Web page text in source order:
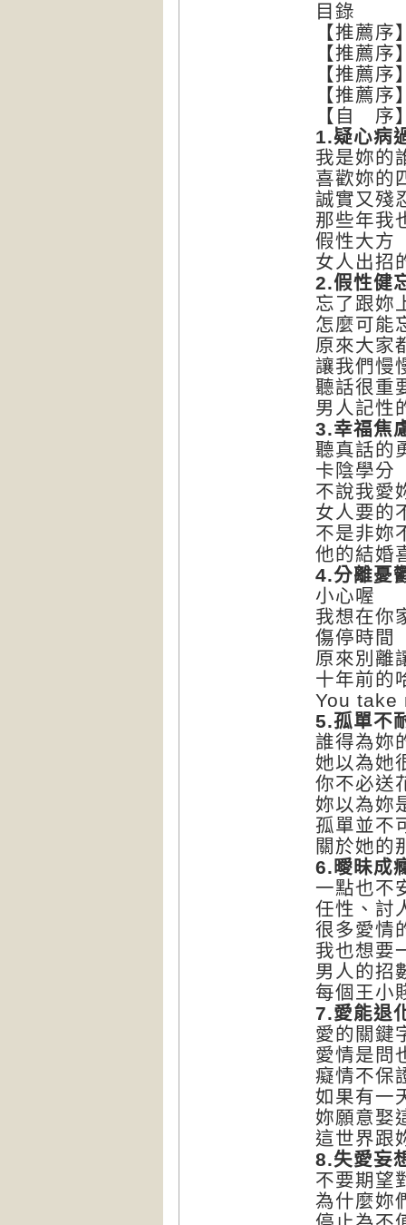
目錄
【推
【推薦
【推
【推
【自
1.疑心病
我是妳的
喜歡妳的
誠實又殘
那些年我
假性大方
女人出招
2.假性健
忘了跟妳
怎麼可能
原來大家
讓我們慢
聽話很重
男人記性
3.幸福焦
聽真話的
卡陰學分
不說我愛
女人要的
不是非妳
他的結婚
4.分離憂
小心喔
我想在你
傷停時間
原來別離
十年前的
You take
5.孤單不
誰得為妳
她以為她
你不必送
妳以為妳
孤單並不
關於她的
6. 曖昧成
一點也不
任性、討
很多愛情
我也想要
男人的招
每個王小
7.愛能退
愛的關鍵
愛情是問
癡情不保
如果有一
妳願意娶
這世界跟
8.失愛妄
不要期望
為什麼妳